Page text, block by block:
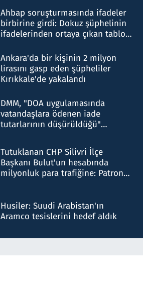
Ahbap soruşturmasında ifadeler
birbirine girdi: Dokuz şüphelinin
ifadelerinden ortaya çıkan tablo
Ankara'da bir kişinin 2 milyon
lirasını gasp eden şüpheliler
Kırıkkale'de yakalandı
DMM, "DOA uygulamasında
vatandaşlara ödenen iade
tutarlarının düşürüldüğü"
Tutuklanan CHP Silivri İlçe
Başkanı Bulut'un hesabında
milyonluk para trafiğine: Patron
Husiler: Suudi Arabistan'ın
Aramco tesislerini hedef aldık